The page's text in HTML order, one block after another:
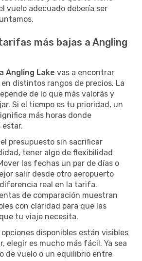
vuelo adecuado debería ser
más bajas a Angling
Angling Lake vas a encontrar
distintos rangos de precios. La
de lo que más valorás y
Si el tiempo es tu prioridad, un
más horas donde
estar.
presupuesto sin sacrificar
tener algo de flexibilidad
las fechas un par de días o
salir desde otro aeropuerto
real en la tarifa.
de comparación muestran
con claridad para que las
tu viaje necesita.
disponibles están visibles
elegir es mucho más fácil. Ya sea
de vuelo o un equilibrio entre